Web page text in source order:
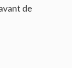
de